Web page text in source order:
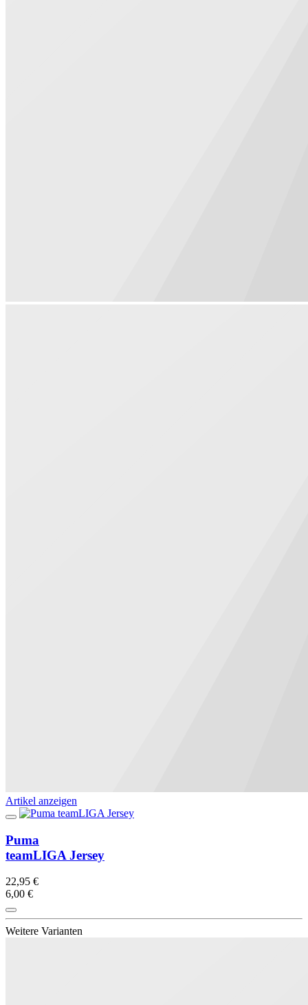
Artikel anzeigen
Puma
teamLIGA Jersey
22,95 €
6,00 €
Weitere Varianten